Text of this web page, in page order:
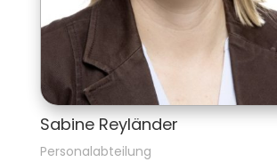
Sabine Reyländer
Personalabteilung